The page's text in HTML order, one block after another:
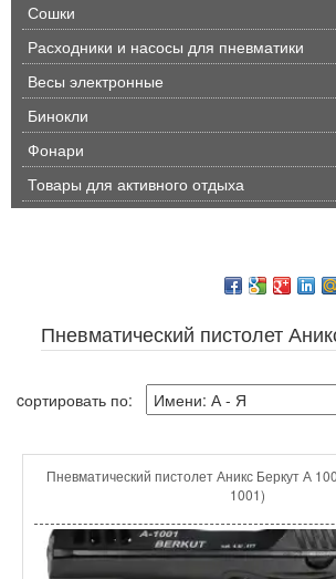
Сошки
Расходники и насосы для пневматики
Весы электронные
Бинокли
Фонари
Товары для активного отдыха
Пневматический пистолет
cортировать по:
Пневматический пистолет Аникс Беркут А
1001)